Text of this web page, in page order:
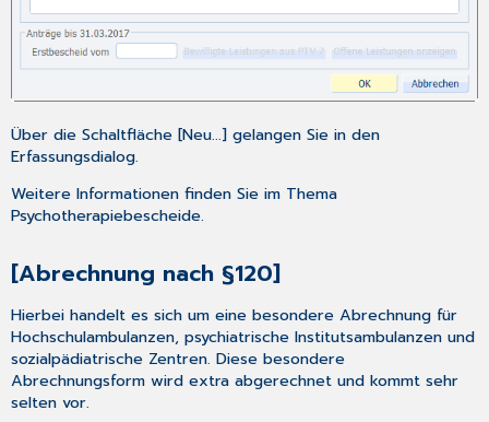
Über die Schaltfläche [Neu...] gelangen Sie in den
Erfassungsdialog.
Weitere Informationen finden Sie im Thema
Psychotherapiebescheide.
[Abrechnung nach §120]
Hierbei handelt es sich um eine besondere Abrechnung für
Hochschulambulanzen, psychiatrische Institutsambulanzen und
sozialpädiatrische Zentren. Diese besondere
Abrechnungsform wird extra abgerechnet und kommt sehr
selten vor.